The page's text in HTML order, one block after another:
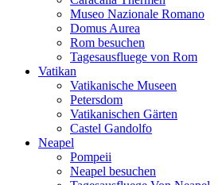
Museo Nazionale Romano
Domus Aurea
Rom besuchen
Tagesausfluege von Rom
Vatikan
Vatikanische Museen
Petersdom
Vatikanischen Gärten
Castel Gandolfo
Neapel
Pompeii
Neapel besuchen